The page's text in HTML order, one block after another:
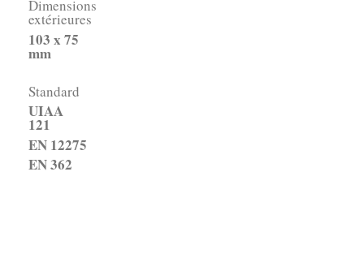
Dimensions
extérieures
103 x 75
mm
Standard
UIAA
121
EN 12275
EN 362